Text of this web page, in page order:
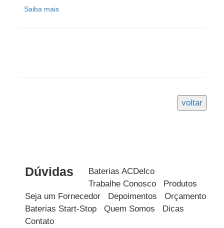
Saiba mais
Dúvidas
Baterias ACDelco
Trabalhe Conosco
Produtos
Seja um Fornecedor
Depoimentos
Orçamento
Baterias Start-Stop
Quem Somos
Dicas
Contato